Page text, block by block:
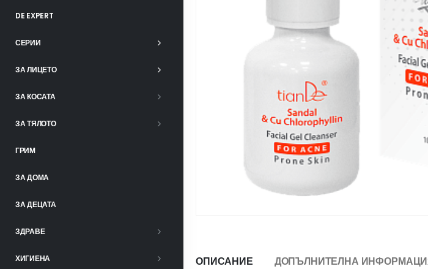
DE EXPERT
СЕРИИ
ЗА ЛИЦЕТО
ЗА КОСАТА
ЗА ТЯЛОТО
ГРИМ
ЗА ДОМА
ЗА ДЕЦАТА
ЗДРАВЕ
ХИГИЕНА ОПИСАНИЕ ДОПЪЛНИТЕЛНА